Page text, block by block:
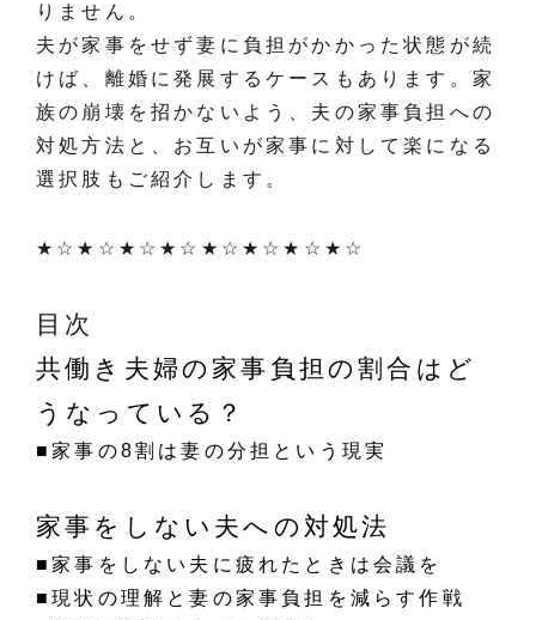
りません。
夫が家事をせず妻に負担がかかった状態が続
けば、離婚に発展するケースもあります。家
族の崩壊を招かないよう、夫の家事負担への
対処方法と、お互いが家事に対して楽になる
選択肢もご紹介します。
★☆★☆★☆★☆★☆★☆★☆★☆
目次
共働き夫婦の家事負担の割合はど
うなっている？
■家事の8割は妻の分担という現実
家事をしない夫への対処法
■家事をしない夫に疲れたときは会議を
■現状の理解と妻の家事負担を減らす作戦